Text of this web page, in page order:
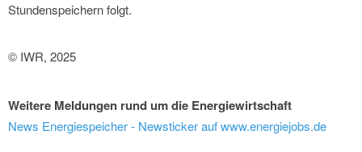
Stundenspeichern folgt.
© IWR, 2025
Weitere Meldungen rund um die Energiewirtschaft
News Energiespeicher - Newsticker auf www.energiejobs.de